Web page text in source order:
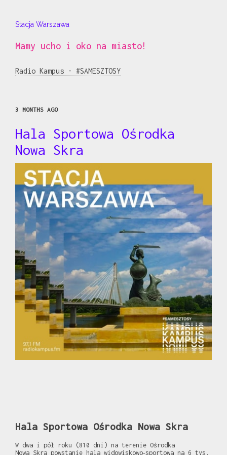
Stacja Warszawa
Mamy ucho i oko na miasto!
Radio Kampus - #SAMESZTOSY
3 MONTHS AGO
Hala Sportowa Ośrodka
Nowa Skra
Hala Sportowa Ośrodka Nowa Skra
W dwa i pół roku (810 dni) na terenie Ośrodka
Nowa Skra powstanie hala widowiskowo‑sportowa na 6 tys.